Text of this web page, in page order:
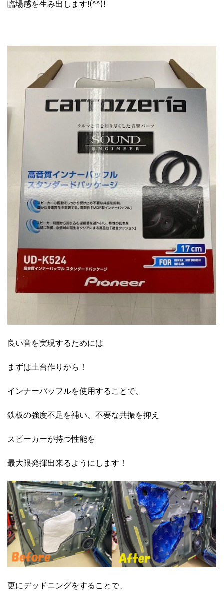
臨場感を生み出します!(^^)!
良い音を実現するためには
まずは土台作りから！
インナーバッフルを使用することで、
鉄板の強度不足を補い、不要な共振を抑え
スピーカーが持つ性能を
最大限発揮出来るようにします！
更にデッドニングをすることで、